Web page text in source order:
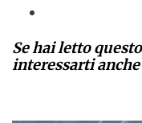
Se hai letto
interessarti anche